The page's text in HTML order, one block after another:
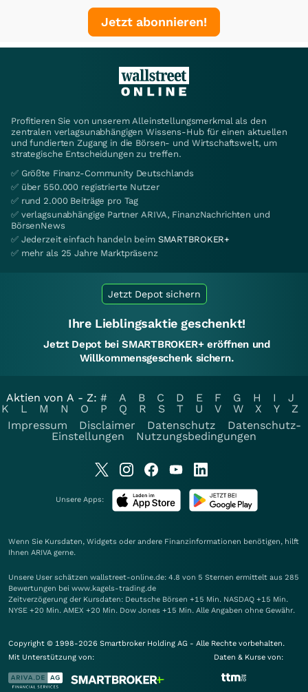
Jetzt abonnieren!
Profitieren Sie von unserem Alleinstellungsmerkmal als den
zentralen verlagsunabhängigen Wissens-Hub für einen aktuellen
und fundierten Zugang in die Börsen- und Wirtschaftswelt, um
strategische Entscheidungen zu treffen.
✅ Größte Finanz-Community Deutschlands
✅ über 550.000 registrierte Nutzer
✅ rund 2.000 Beiträge pro Tag
✅ verlagsunabhängige Partner ARIVA, FinanzNachrichten und
BörsenNews
✅ Jederzeit einfach handeln beim SMARTBROKER+
✅ mehr als 25 Jahre Marktpräsenz
Jetzt Depot sichern
Ihre Lieblingsaktie geschenkt!
Jetzt Depot bei SMARTBROKER+ eröffnen und
Willkommensgeschenk sichern.
Aktien von A - Z: # A B C D E F G H I
J
K
L M N O P Q R S T U V W X Y
Z
Impressum
Disclaimer Datenschutz
Datenschutz-
Einstellungen
Nutzungsbedingungen
Unsere Apps:
Wenn Sie Kursdaten, Widgets oder andere Finanzinformationen benötigen, hilft
Ihnen ARIVA gerne.
Unsere User schätzen wallstreet-online.de: 4.8 von 5 Sternen ermittelt aus 285
Bewertungen bei www.kagels-trading.de
Zeitverzögerung der Kursdaten: Deutsche Börsen +15 Min. NASDAQ +15 Min.
NYSE +20 Min. AMEX +20 Min. Dow Jones +15 Min. Alle Angaben ohne Gewähr.
Copyright © 1998-2026 Smartbroker Holding AG - Alle Rechte vorbehalten.
Mit Unterstützung von:
Daten & Kurse von: